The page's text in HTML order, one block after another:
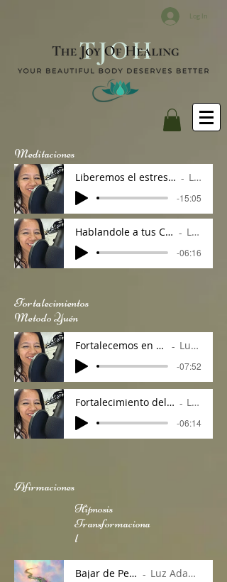
Log In
Meditaciones
Liberemos el estres con una meditacion por Luz Adame Luz Adame
-15:05
Hablandole a tus Celulas - Meditacion- Luz Adame Luz Adame
-06:16
Fortalecimientos
Metodo Yuén
Fortalecemos en el eclipse con Tauro Luz Adame
-07:52
Fortalecimiento del Metodo Yuen para a Atraer Clie Luz Adame
-06:14
Afirmaciones
Hipnosis
Transformaciona
l
Bajar de Peso Luz Adame